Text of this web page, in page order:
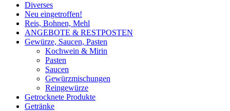
Diverses
Neu eingetroffen!
Reis, Bohnen, Mehl
ANGEBOTE & RESTPOSTEN
Gewürze, Saucen, Pasten
Kochwein & Mirin
Pasten
Saucen
Gewürzmischungen
Reingewürze
Getrocknete Produkte
Getränke